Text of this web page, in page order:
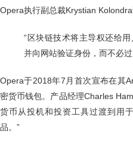
Opera执行副总裁Krystian Kolondra
“区块链技术将主导权还给
并向网站验证身份，而不必
Opera于2018年7月首次宣布在其
密货币钱包。产品经理Charles
货币从投机和投资工具过渡到用
品。”